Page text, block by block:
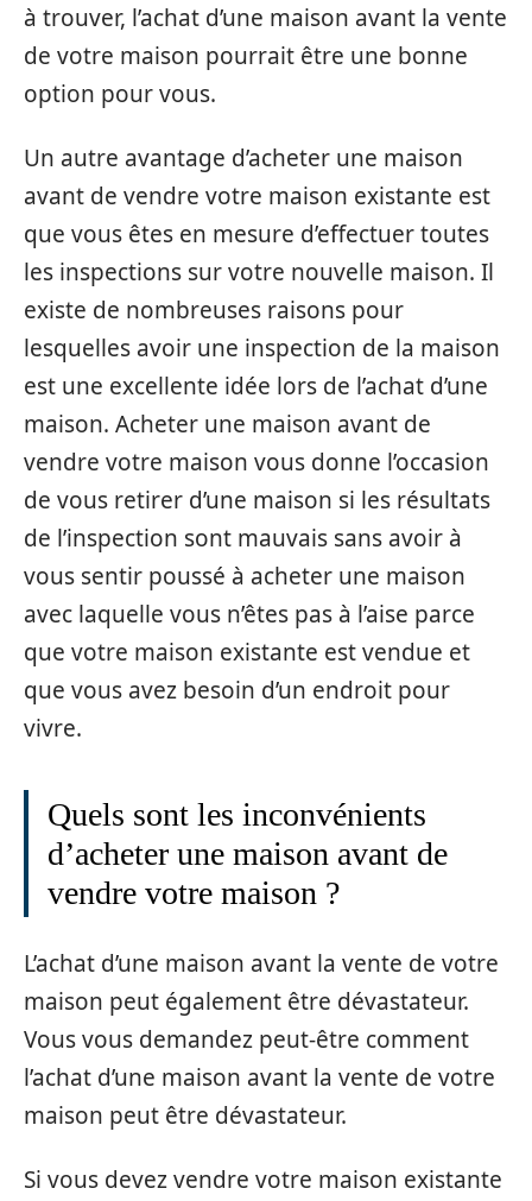
à trouver, l’achat d’une maison avant la vente
de votre maison pourrait être une bonne
option pour vous.
Un autre avantage d’acheter une maison
avant de vendre votre maison existante est
que vous êtes en mesure d’effectuer toutes
les inspections sur votre nouvelle maison. Il
existe de nombreuses raisons pour
lesquelles avoir une inspection de la maison
est une excellente idée lors de l’achat d’une
maison. Acheter une maison avant de
vendre votre maison vous donne l’occasion
de vous retirer d’une maison si les résultats
de l’inspection sont mauvais sans avoir à
vous sentir poussé à acheter une maison
avec laquelle vous n’êtes pas à l’aise parce
que votre maison existante est vendue et
que vous avez besoin d’un endroit pour
vivre.
Quels sont les inconvénients
d’acheter une maison avant de
vendre votre maison ?
L’achat d’une maison avant la vente de votre
maison peut également être dévastateur.
Vous vous demandez peut-être comment
l’achat d’une maison avant la vente de votre
maison peut être dévastateur.
Si vous devez vendre votre maison existante